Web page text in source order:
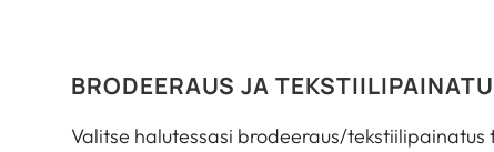
BRODEERAUS JA
Valitse halutessasi brodeeraus/